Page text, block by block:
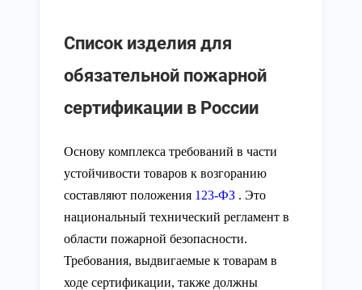
Список изделия для
обязательной пожарной
сертификации в России
Основу комплекса требований в части
устойчивости товаров к возгоранию
составляют положения 123-ФЗ . Это
национальный технический регламент в
области пожарной безопасности.
Требования, выдвигаемые к товарам в
ходе сертификации, также должны